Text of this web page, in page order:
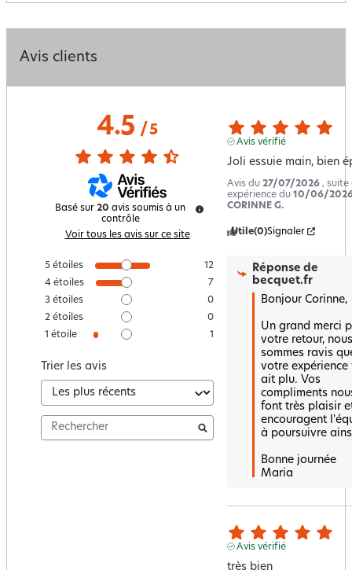
Avis clients
4.5/ 5
Basé sur 20 avis soumis à un
contrôle
Voir tous les avis sur ce site
5 étoiles
12
4 étoiles
7
3 étoiles
0
2 étoiles
0
1 étoile 1
Trier les avis
Avis vérifié
Joli essuie main, bien
Avis du 27/07/2026 , suite
expérience du 10/06/
CORINNE G.
Utile(0)Signaler
Réponse de
becquet.fr
Bonjour Corinne,
Un grand merci
votre retour, nous
sommes ravis
votre expérience
ait plu. Vos
compliments
font très plaisir
encouragent
à poursuivre
Bonne journée
Maria
Avis vérifié
très bien